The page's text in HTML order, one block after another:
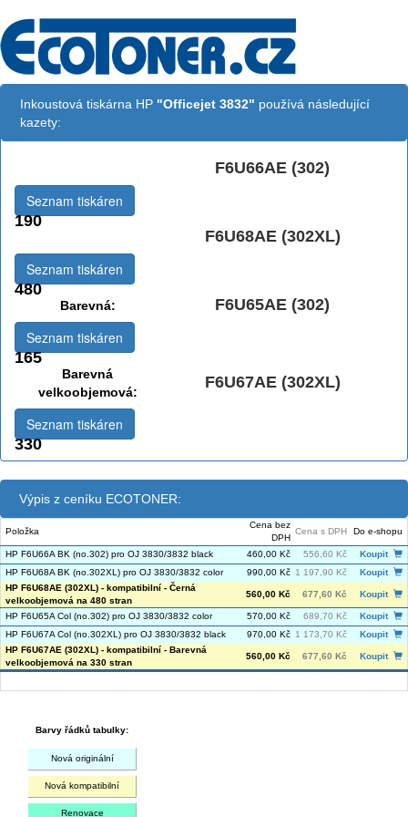
Inkoustová tiskárna HP "Officejet 3832" používá následující
kazety:
F6U66AE (302)
190
Seznam tiskáren
F6U68AE (302XL)
480
Seznam tiskáren
Barevná: F6U65AE (302)
165
Seznam tiskáren
Barevná
velkoobjemová:
F6U67AE (302XL)
330
Seznam tiskáren
Výpis z ceníku ECOTONER:
Položka
Cena bez
DPH
Cena s DPH Do e-shopu
HP F6U66A BK (no.302) pro OJ 3830/3832 black 460,00 Kč 556,60 Kč
Koupit
HP F6U68A BK (no.302XL) pro OJ 3830/3832 color
990,00 Kč 1 197,90 Kč
Koupit
HP F6U68AE (302XL) - kompatibilní - Černá
velkoobjemová na 480 stran
560,00 Kč 677,60 Kč Koupit
HP F6U65A Col (no.302) pro OJ 3830/3832 color 570,00 Kč 689,70 Kč
Koupit
HP F6U67A Col (no.302XL) pro OJ 3830/3832 black
970,00 Kč 1 173,70 Kč
Koupit
HP F6U67AE (302XL) - kompatibilní - Barevná
velkoobjemová na 330 stran
560,00 Kč 677,60 Kč Koupit
Barvy řádků tabulky:
Nová originální
Nová kompatibilní
Renovace